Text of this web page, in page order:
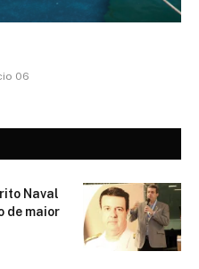
06
Naval
de maior